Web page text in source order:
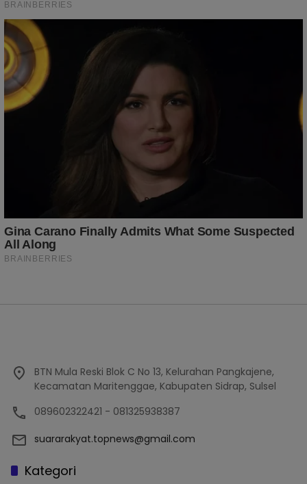
BTN Mula Reski Blok C No 13, Kelurahan Pangkajene,
Kecamatan Maritenggae, Kabupaten Sidrap, Sulsel
089602322421 - 081325938387
suararakyat.topnews@gmail.com
Kategori